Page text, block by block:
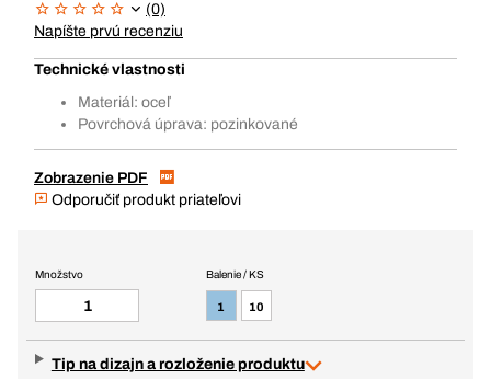
(0)
Napíšte prvú recenziu
Technické vlastnosti
Materiál: oceľ
Povrchová úprava: pozinkované
Zobrazenie PDF
Odporučiť produkt priateľovi
Balenie / KS
1 10
Množstvo
Tip na dizajn a rozloženie produktu